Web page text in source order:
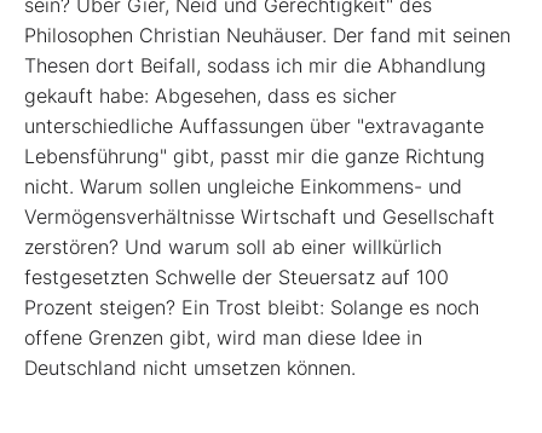
sein? Über Gier, Neid und Gerechtigkeit" des
Philosophen Christian Neuhäuser. Der fand mit seinen
Thesen dort Beifall, sodass ich mir die Abhandlung
gekauft habe: Abgesehen, dass es ­sicher
unterschiedliche Auffassungen über "extravagante
Lebensführung" gibt, passt mir die ganze Richtung
nicht. Warum sollen ungleiche Einkommens- und
Vermögensverhältnisse Wirtschaft und Gesellschaft
zerstören? Und warum soll ab einer willkürlich
festgesetzten Schwelle der Steuersatz auf 100
Prozent steigen? Ein Trost bleibt: Solange es noch
offene Grenzen gibt, wird man diese Idee in
Deutschland nicht umsetzen können.